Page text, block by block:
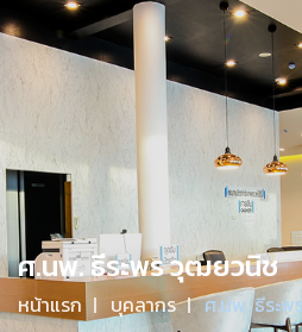
จันทร์-ศุกร์ 09.00 - 20.00 / เสาร์
มีคำถามไหม? โทรหาเราที่
Menu
ศ.นพ. ธีระพร วุฒยวนิช
หน้าแรก บุคลากร ศ.นพ. ธีระ